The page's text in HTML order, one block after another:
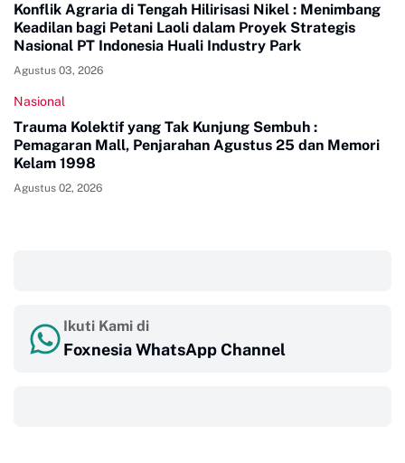
Konflik Agraria di Tengah Hilirisasi Nikel : Menimbang
Keadilan bagi Petani Laoli dalam Proyek Strategis
Nasional PT Indonesia Huali Industry Park
Agustus 03, 2026
Nasional
Trauma Kolektif yang Tak Kunjung Sembuh :
Pemagaran Mall, Penjarahan Agustus 25 dan Memori
Kelam 1998
Agustus 02, 2026
Ikuti Kami di
Foxnesia WhatsApp Channel